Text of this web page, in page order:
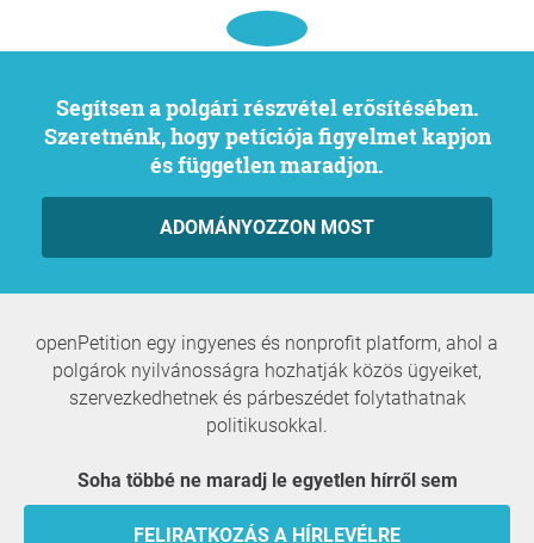
Segítsen a polgári részvétel erősítésében.
Szeretnénk, hogy petíciója figyelmet kapjon
és független maradjon.
ADOMÁNYOZZON MOST
openPetition egy ingyenes és nonprofit platform, ahol a
polgárok nyilvánosságra hozhatják közös ügyeiket,
szervezkedhetnek és párbeszédet folytathatnak
politikusokkal.
Soha többé ne maradj le egyetlen hírről sem
FELIRATKOZÁS A HÍRLEVÉLRE